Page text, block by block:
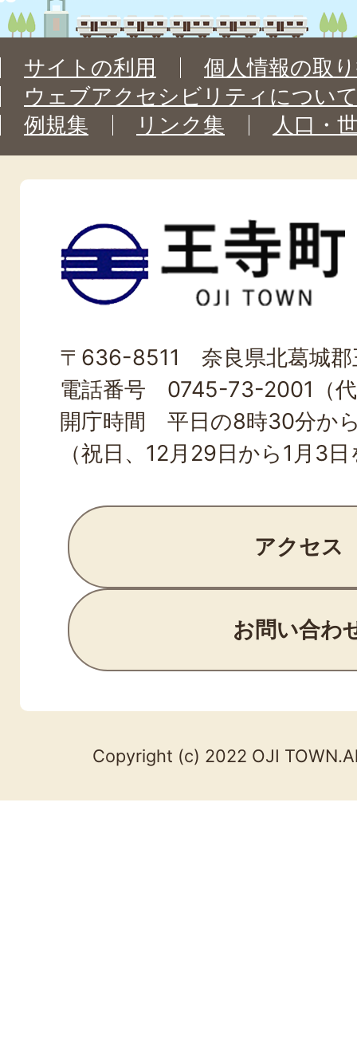
サイトの利用
個人情報の取
ウェブアクセシビリティについ
例規集
リンク集 人口・
王
寺
町
TOWN
〒636-8511 奈良県北葛城郡
電話番号 0745-73-2001（
開庁時間 平日の8時30分か
（祝日、12月29日から1月3
アクセス
お問い合わ
Copyright (c) 2022 OJI